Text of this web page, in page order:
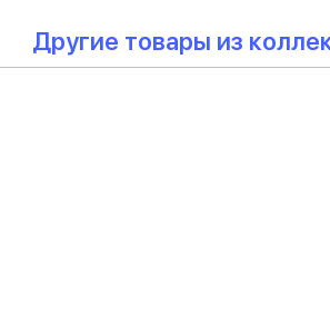
Другие товары из